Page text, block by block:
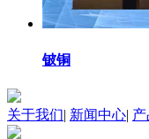
铍铜
关于我们| 新闻中心|